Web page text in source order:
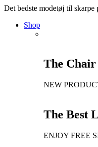
Det bedste modetøj til skarpe
Shop
The
NEW
The Best
ENJOY FREE